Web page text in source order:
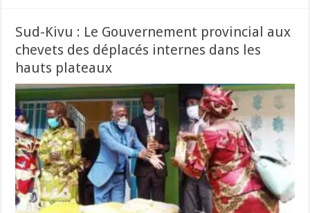
Sud-Kivu : Le Gouvernement provincial aux
chevets des déplacés internes dans les
hauts plateaux